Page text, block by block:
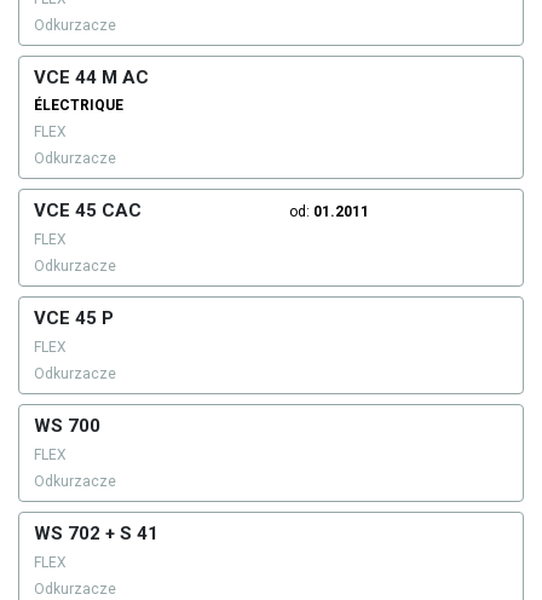
Odkurzacze
VCE 44 M AC
ÉLECTRIQUE
FLEX
Odkurzacze
VCE 45 CAC od: 01.2011
FLEX
Odkurzacze
VCE 45 P
FLEX
Odkurzacze
WS 700
FLEX
Odkurzacze
WS 702 + S 41
FLEX
Odkurzacze